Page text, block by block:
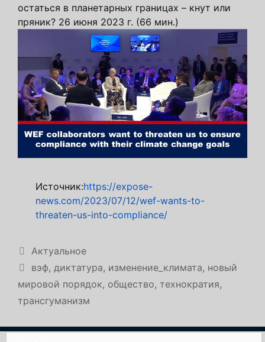
остаться в планетарных границах – кнут или
пряник? 26 июня 2023 г. (66 мин.)
Источник:https://expose-
news.com/2023/07/12/wef-wants-to-
threaten-us-into-compliance/
Рубрики
Актуальное
Метки
вэф, диктатура, изменение_климата, новый
мировой порядок, общество, технократия,
трансгуманизм